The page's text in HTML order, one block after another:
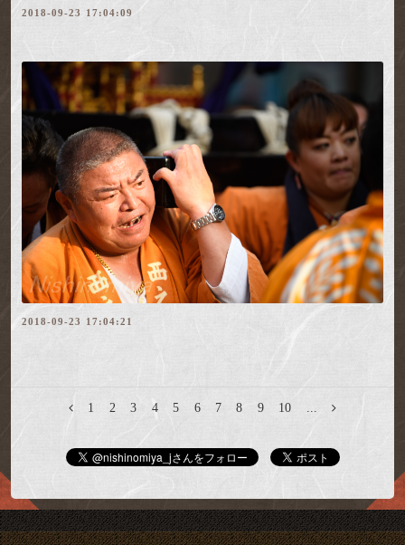
2018-09-23 17:04:09
2018-09-23 17:04:21
1 2 3 4 5 6 7 8 9 10